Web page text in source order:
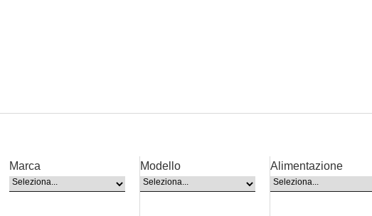
Marca Modello Alimentazione